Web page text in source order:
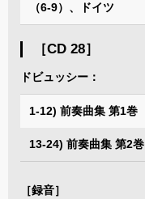
（6-9）、ドイツ
［CD 28］
ドビュッシー：
1-12) 前奏曲集 第1巻
13-24) 前奏曲集 第2巻
［録音］